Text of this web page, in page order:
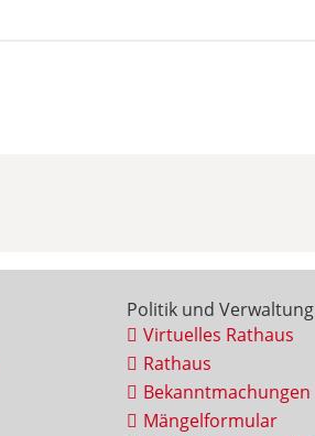
Politik und Verwaltung
Virtuelles Rathaus
Rathaus
Bekanntmachungen
Mängelformular